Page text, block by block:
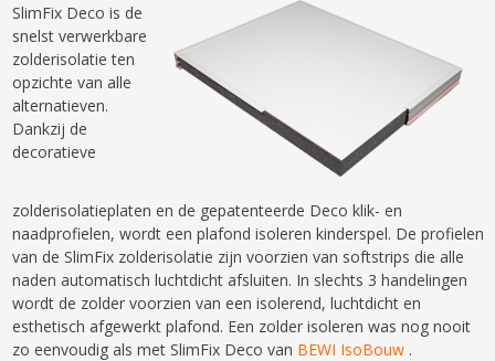
SlimFix Deco is de
snelst verwerkbare
zolderisolatie ten
opzichte van alle
alternatieven.
Dankzij de
decoratieve
zolderisolatieplaten en de gepatenteerde Deco klik- en
naadprofielen, wordt een plafond isoleren kinderspel. De profielen
van de SlimFix zolderisolatie zijn voorzien van softstrips die alle
naden automatisch luchtdicht afsluiten. In slechts 3 handelingen
wordt de zolder voorzien van een isolerend, luchtdicht en
esthetisch afgewerkt plafond. Een zolder isoleren was nog nooit
zo eenvoudig als met SlimFix Deco van BEWI IsoBouw.